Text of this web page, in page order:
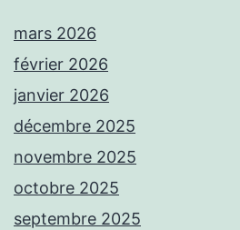
mars 2026
février 2026
janvier 2026
décembre 2025
novembre 2025
octobre 2025
septembre 2025